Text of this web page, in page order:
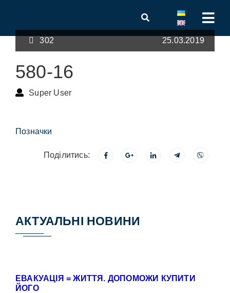
302 25.03.2019
580-16
Super User
Позначки
Поділитись:
АКТУАЛЬНІ НОВИНИ
ЕВАКУАЦІЯ = ЖИТТЯ. ДОПОМОЖИ КУПИТИ
ЙОГО